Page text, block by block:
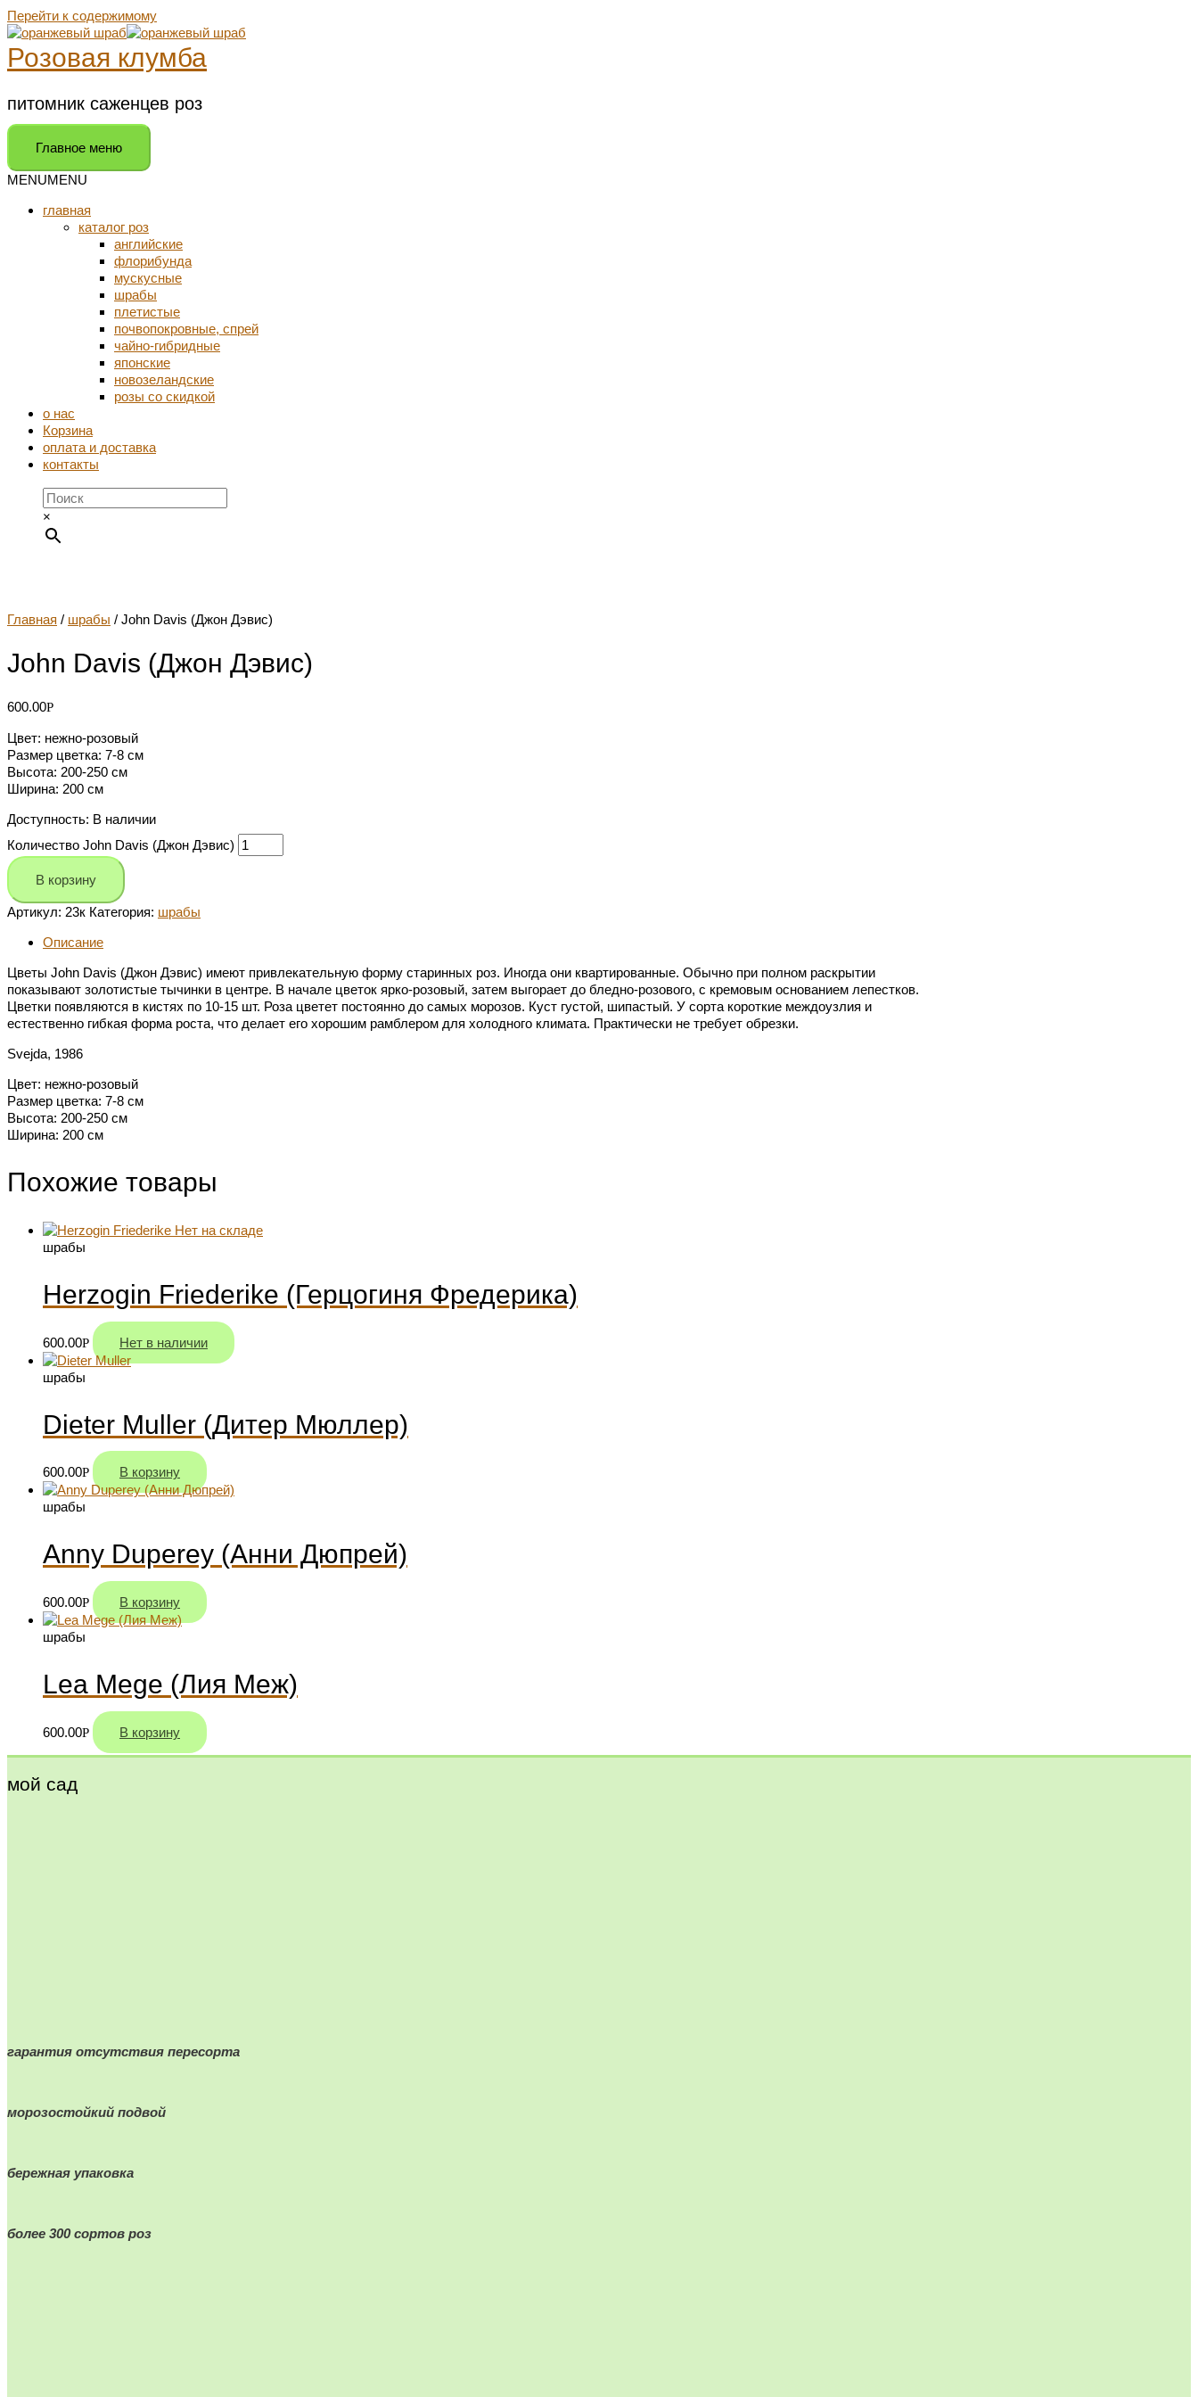
Перейти к содержимому
Розовая клумба
питомник саженцев роз
Главное меню
MENUMENU
главная
каталог роз
английские
флорибунда
мускусные
шрабы
плетистые
почвопокровные, спрей
чайно-гибридные
японские
новозеландские
розы со скидкой
о нас
Корзина
оплата и доставка
контакты
×
Главная / шрабы / John Davis (Джон Дэвис)
John Davis (Джон Дэвис)
600.00Р
Цвет: нежно-розовый
Размер цветка: 7-8 см
Высота: 200-250 см
Ширина: 200 см
Доступность: В наличии
Количество John Davis (Джон Дэвис)
В корзину
Артикул: 23к Категория: шрабы
Описание
Цветы John Davis (Джон Дэвис) имеют привлекательную форму старинных роз. Иногда они квартированные. Обычно при полном раскрытии
показывают золотистые тычинки в центре. В начале цветок ярко-розовый, затем выгорает до бледно-розового, с кремовым основанием лепестков.
Цветки появляются в кистях по 10-15 шт. Роза цветет постоянно до самых морозов. Куст густой, шипастый. У сорта короткие междоузлия и
естественно гибкая форма роста, что делает его хорошим рамблером для холодного климата. Практически не требует обрезки.
Svejda, 1986
Цвет: нежно-розовый
Размер цветка: 7-8 см
Высота: 200-250 см
Ширина: 200 см
Похожие товары
Нет на складе
шрабы
Herzogin Friederike (Герцогиня Фредерика)
600.00Р Нет в наличии
шрабы
Dieter Muller (Дитер Мюллер)
600.00Р В корзину
шрабы
Anny Duperey (Анни Дюпрей)
600.00Р В корзину
шрабы
Lea Mege (Лия Меж)
600.00Р В корзину
мой сад
гарантия отсутствия пересорта
морозостойкий подвой
бережная упаковка
более 300 сортов роз